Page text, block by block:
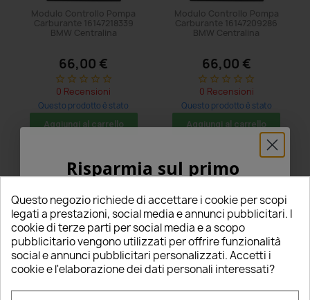
Modulo Controllo Pompa
Carburante 16147218339
BMW Centralina
66,00 €
star_border star_border star_border star_border star_border
0 Recensioni
Questo prodotto è stato
acquistato: 8 volte
Aggiungi al carrello
Modulo Controllo Pompa
Carburante 16147209286
BMW Centralina
66,00 €
star_border star_border star_border star_border star_border
0 Recensioni
Questo prodotto è stato
acquistato: 8 volte
Aggiungi al carrello
Questo negozio richiede di accettare i cookie per scopi
legati a prestazioni, social media e annunci pubblicitari. I
cookie di terze parti per social media e a scopo
pubblicitario vengono utilizzati per offrire funzionalità
social e annunci pubblicitari personalizzati. Accetti i
cookie e l'elaborazione dei dati personali interessati?
Risparmia sul primo
5% PER TE!
Inserisci la tua email qui sotto per ricevere il
5% DI SCONTOsul tuo primo ordine!
Nome